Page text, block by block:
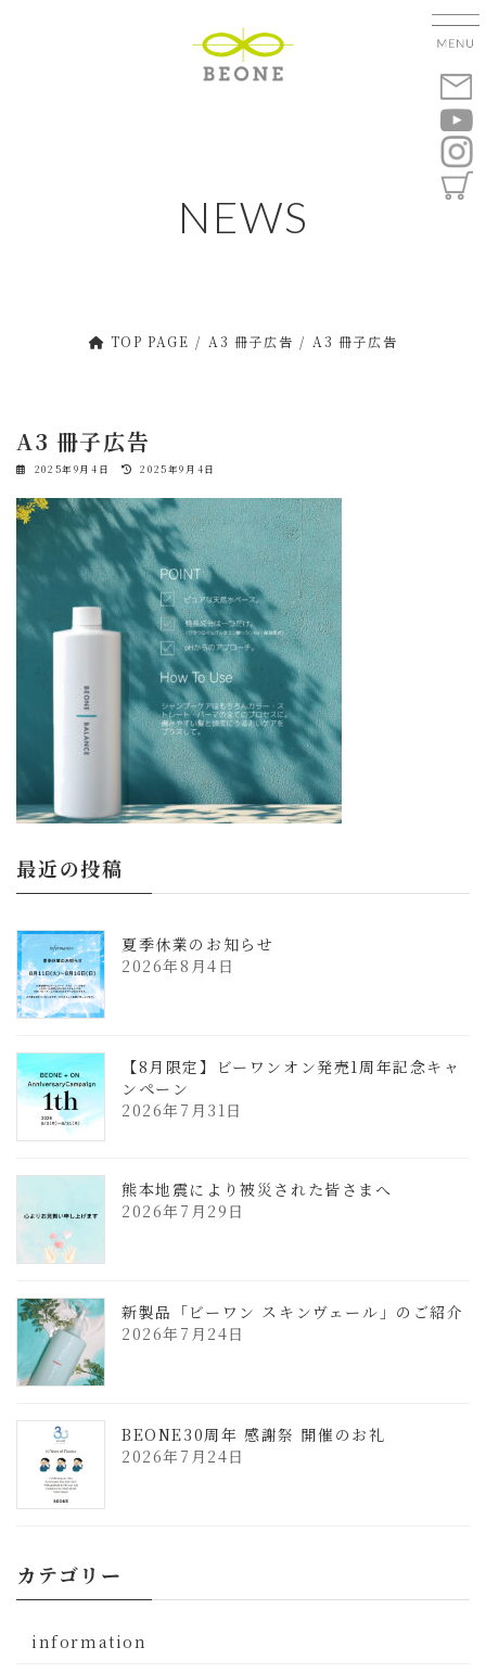
NEWS
TOP PAGE A3 冊子広告 A3 冊子広告
A3 冊子広告
2025年9月4日
最
更
新
日
時
:
2025年9月4日
最近の投稿
夏季休業のお知らせ
2026年8月4日
【8月限定】ビーワンオン発売1周年記念キャ
ンペーン
2026年7月31日
熊本地震により被災された皆さまへ
2026年7月29日
新製品「ビーワン スキンヴェール」のご紹介
2026年7月24日
BEONE30周年 感謝祭 開催のお礼
2026年7月24日
カテゴリー
information